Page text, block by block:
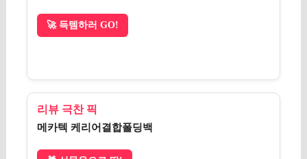
🚀 득템하러 GO!
리뷰 극찬 픽
메카텍 케리어결합폴딩백